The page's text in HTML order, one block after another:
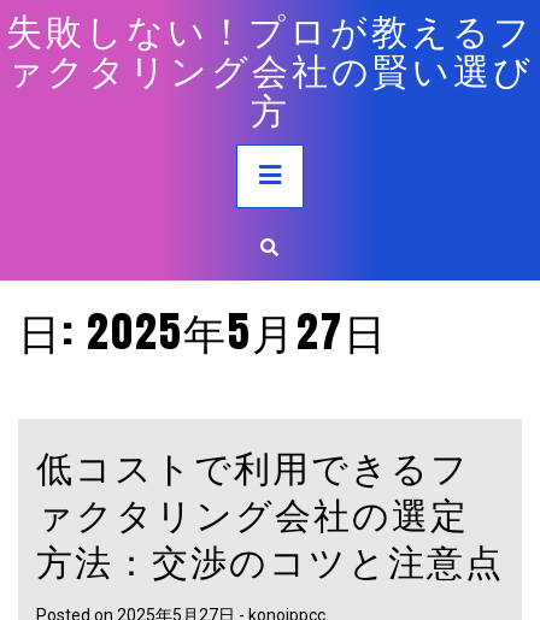
Skip
to
content
失敗しない！プロが教えるフ
ァクタリング会社の賢い選び
方
Primary
Menu
日: 2025年5月27日
低コストで利用できるフ
ァクタリング会社の選定
方法：交渉のコツと注意点
Posted on 2025年5月27日 - konoippcc